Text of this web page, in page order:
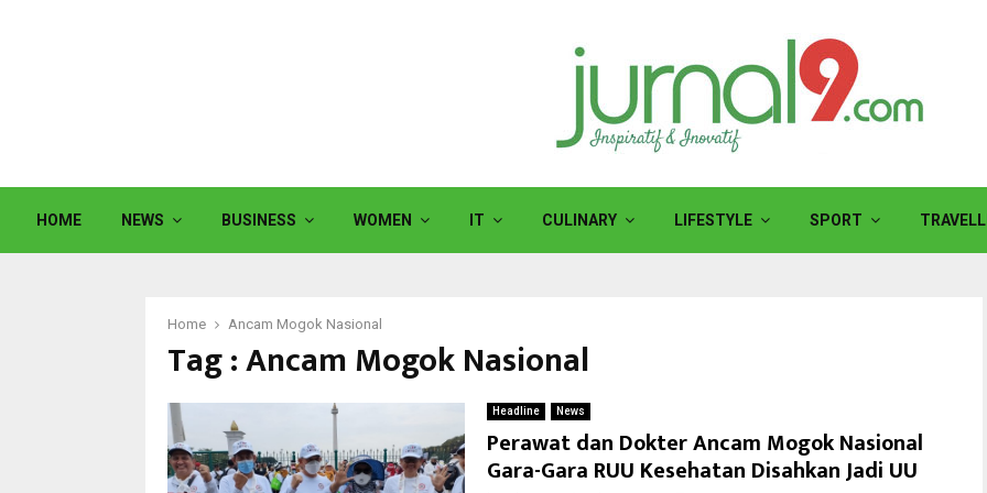
HOME NEWS BUSINESS WOMEN IT CULINARY LIFESTYLE SPORT
Home Ancam Mogok Nasional
Tag : Ancam Mogok Nasional
Headline News
Perawat dan Dokter Ancam Mogok Nasional
Gara-Gara RUU Kesehatan Disahkan Jadi UU